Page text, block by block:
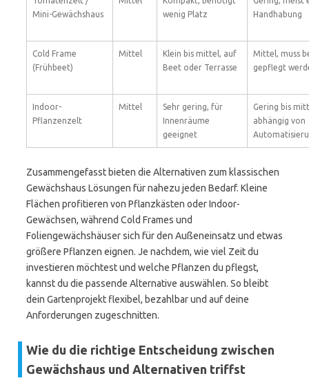
Mini-Gewächshaus
wenig Platz
Handhabung
Cold Frame
(Frühbeet)
Mittel
Klein bis mittel, auf
Beet oder Terrasse
Mittel, muss
gepflegt
Indoor-
Pflanzenzelt
Mittel
Sehr gering, für
Innenräume
geeignet
Gering bis
abhängig von
Zusammengefasst bieten die Alternativen zum klassischen
Gewächshaus Lösungen für nahezu jeden Bedarf. Kleine
Flächen profitieren von Pflanzkästen oder Indoor-
Gewächsen, während Cold Frames und
Foliengewächshäuser sich für den Außeneinsatz und etwas
größere Pflanzen eignen. Je nachdem, wie viel Zeit du
investieren möchtest und welche Pflanzen du pflegst,
kannst du die passende Alternative auswählen. So bleibt
dein Gartenprojekt flexibel, bezahlbar und auf deine
Anforderungen zugeschnitten.
Wie du die richtige Entscheidung zwischen
Gewächshaus und Alternativen triffst